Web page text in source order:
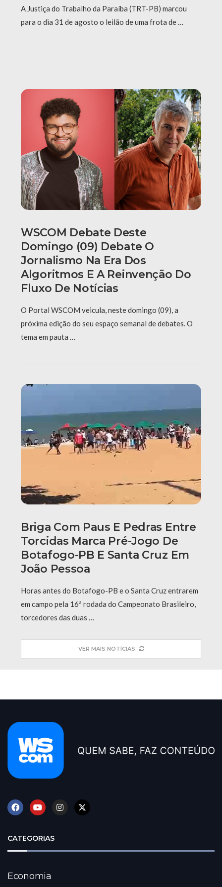
A Justiça do Trabalho da Paraíba (TRT-PB) marcou
para o dia 31 de agosto o leilão de uma frota de …
WSCOM Debate Deste
Domingo (09) Debate O
Jornalismo Na Era Dos
Algoritmos E A Reinvenção Do
Fluxo De Notícias
O Portal WSCOM veicula, neste domingo (09), a
próxima edição do seu espaço semanal de debates. O
tema em pauta …
Briga Com Paus E Pedras Entre
Torcidas Marca Pré-Jogo De
Botafogo-PB E Santa Cruz Em
João Pessoa
Horas antes do Botafogo-PB e o Santa Cruz entrarem
em campo pela 16ª rodada do Campeonato Brasileiro,
torcedores das duas …
VER MAIS NOTÍCIAS
CATEGORIAS
Economia